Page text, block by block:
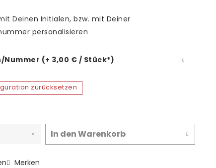
Deinen Initialen, bzw. mit Deiner
personalisieren
Nummer (+ 3,00 € / Stück*)
zurücksetzen
In denWarenkorb
Merken